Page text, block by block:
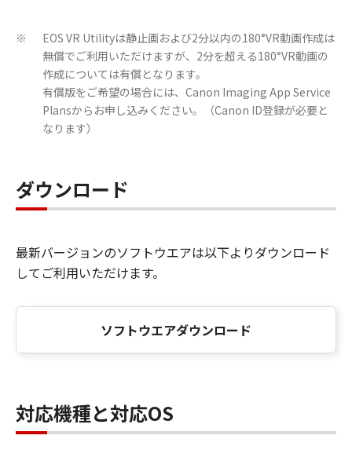
※
EOS VR Utilityは静止画および2分以内の180°VR動画作成は
無償でご利用いただけますが、2分を超える180°VR動画の
作成については有償となります。
有償版をご希望の場合には、Canon Imaging App Service
Plansからお申し込みください。（Canon ID登録が必要と
なります）
ダウンロード
最新バージョンのソフトウエアは以下よりダウンロード
してご利用いただけます。
ソフトウエアダウンロード
対応機種と対応OS